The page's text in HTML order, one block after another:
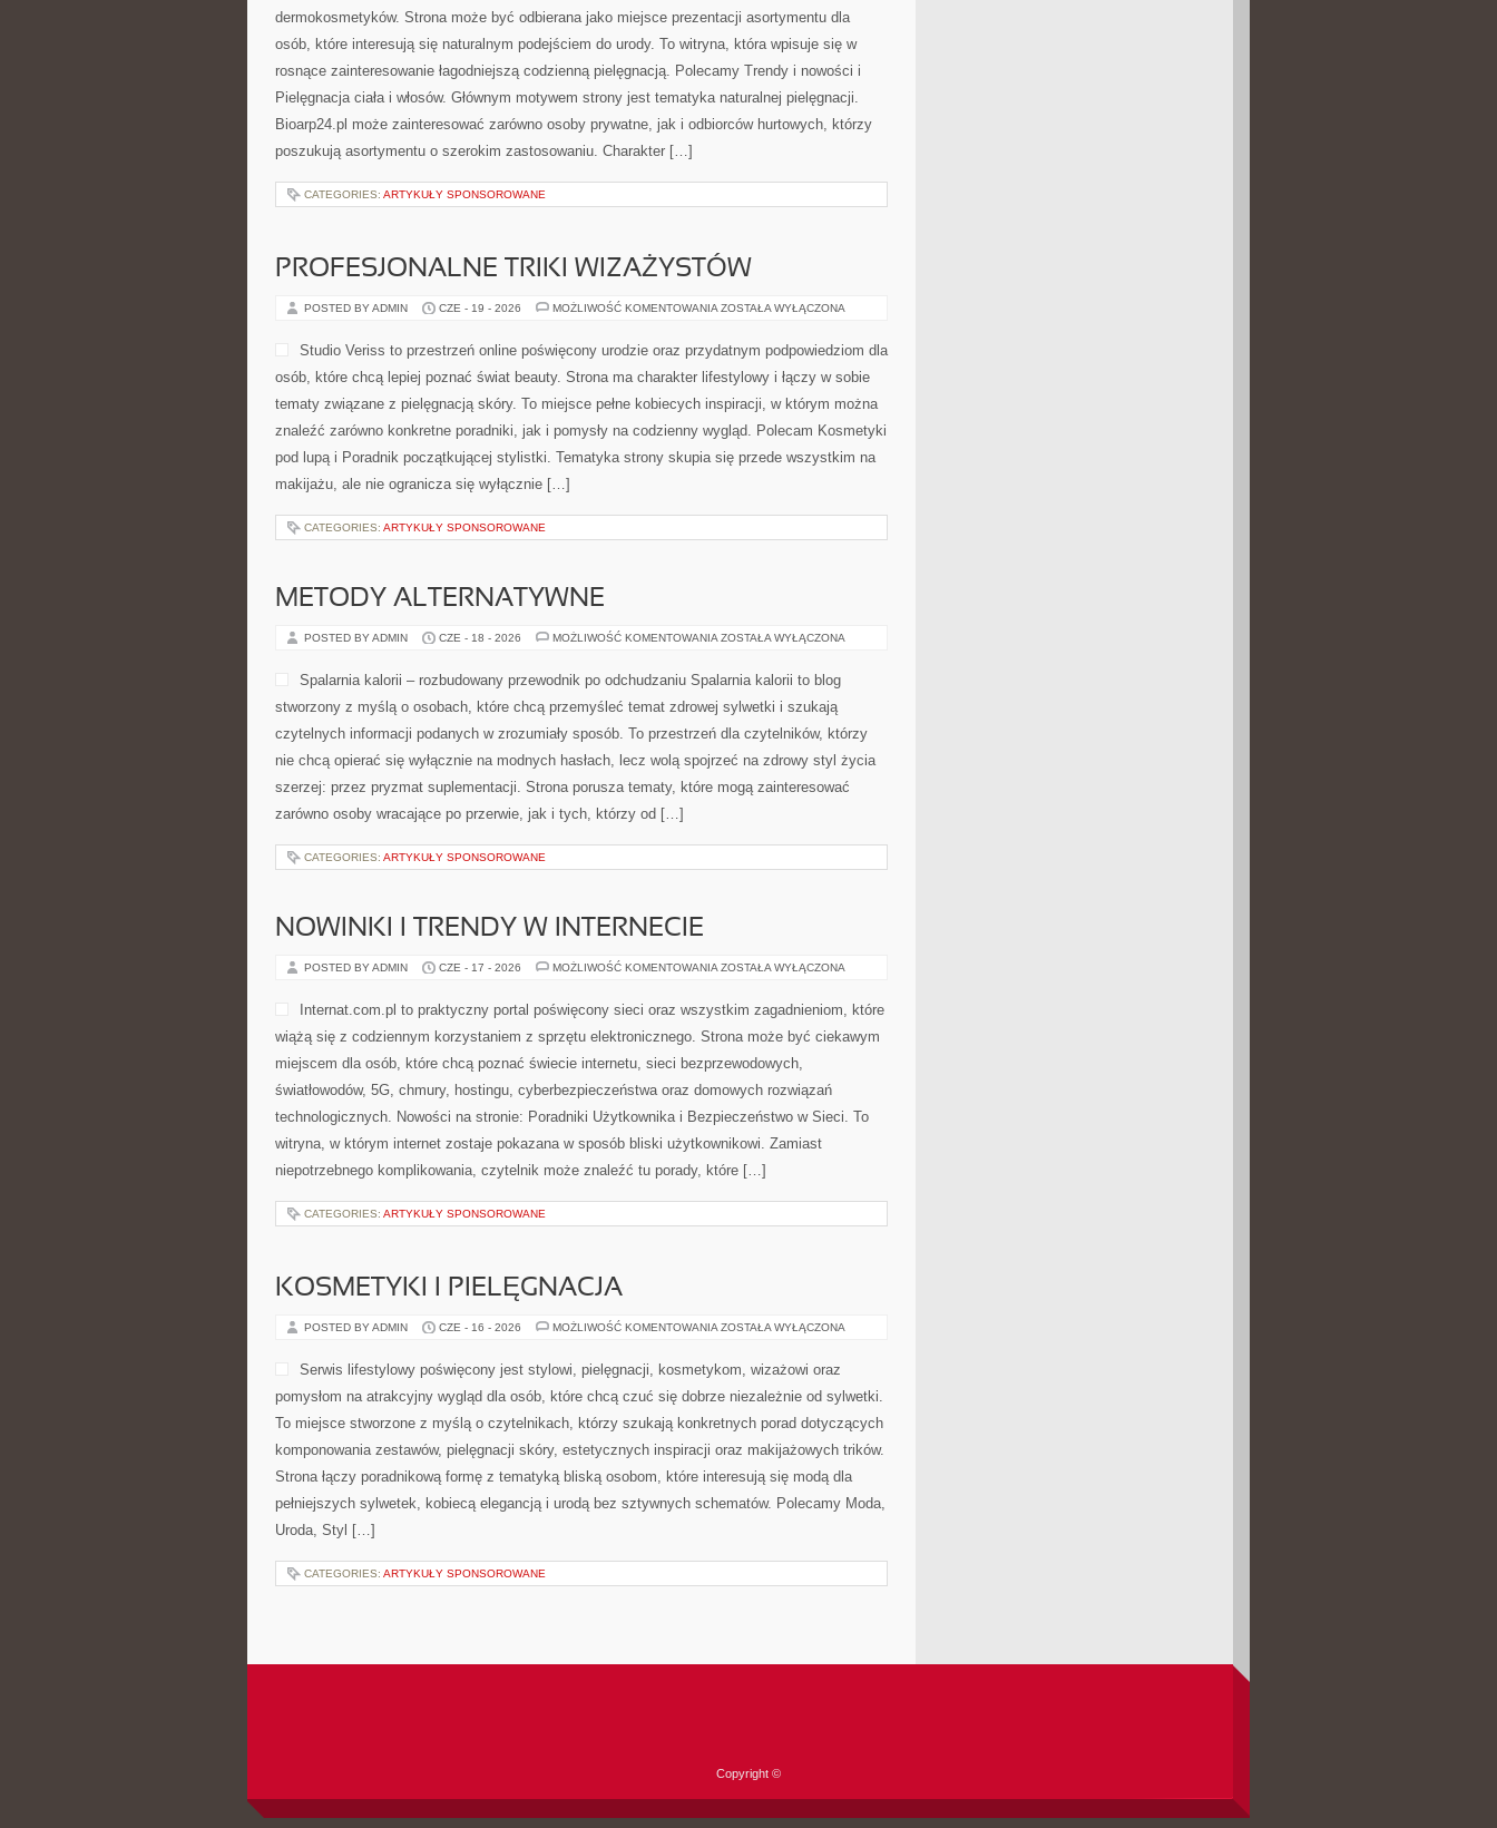
dermokosmetyków. Strona może być odbierana jako miejsce prezentacji asortymentu dla
osób, które interesują się naturalnym podejściem do urody. To witryna, która wpisuje się w
rosnące zainteresowanie łagodniejszą codzienną pielęgnacją. Polecamy Trendy i nowości i
Pielęgnacja ciała i włosów. Głównym motywem strony jest tematyka naturalnej pielęgnacji.
Bioarp24.pl może zainteresować zarówno osoby prywatne, jak i odbiorców hurtowych, którzy
poszukują asortymentu o szerokim zastosowaniu. Charakter […]
CATEGORIES: ARTYKUŁY SPONSOROWANE
PROFESJONALNE TRIKI WIZAŻYSTÓW
POSTED BY ADMIN CZE - 19 - 2026 MOŻLIWOŚĆ KOMENTOWANIA PROFESJONALNE
ZOSTAŁA WYŁĄCZONA
Studio Veriss to przestrzeń online poświęcony urodzie oraz przydatnym podpowiedziom dla
osób, które chcą lepiej poznać świat beauty. Strona ma charakter lifestylowy i łączy w sobie
tematy związane z pielęgnacją skóry. To miejsce pełne kobiecych inspiracji, w którym można
znaleźć zarówno konkretne poradniki, jak i pomysły na codzienny wygląd. Polecam Kosmetyki
pod lupą i Poradnik początkującej stylistki. Tematyka strony skupia się przede wszystkim na
makijażu, ale nie ogranicza się wyłącznie […]
CATEGORIES: ARTYKUŁY SPONSOROWANE
METODY ALTERNATYWNE
POSTED BY ADMIN CZE - 18 - 2026 MOŻLIWOŚĆ KOMENTOWANIA METODY
ZOSTAŁA WYŁĄCZONA
Spalarnia kalorii – rozbudowany przewodnik po odchudzaniu Spalarnia kalorii to blog
stworzony z myślą o osobach, które chcą przemyśleć temat zdrowej sylwetki i szukają
czytelnych informacji podanych w zrozumiały sposób. To przestrzeń dla czytelników, którzy
nie chcą opierać się wyłącznie na modnych hasłach, lecz wolą spojrzeć na zdrowy styl życia
szerzej: przez pryzmat suplementacji. Strona porusza tematy, które mogą zainteresować
zarówno osoby wracające po przerwie, jak i tych, którzy od […]
CATEGORIES: ARTYKUŁY SPONSOROWANE
NOWINKI I TRENDY W INTERNECIE
POSTED BY ADMIN CZE - 17 - 2026 MOŻLIWOŚĆ KOMENTOWANIA NOWINKI
W
INTERNECIE
ZOSTAŁA WYŁĄCZONA
Internat.com.pl to praktyczny portal poświęcony sieci oraz wszystkim zagadnieniom, które
wiążą się z codziennym korzystaniem z sprzętu elektronicznego. Strona może być ciekawym
miejscem dla osób, które chcą poznać świecie internetu, sieci bezprzewodowych,
światłowodów, 5G, chmury, hostingu, cyberbezpieczeństwa oraz domowych rozwiązań
technologicznych. Nowości na stronie: Poradniki Użytkownika i Bezpieczeństwo w Sieci. To
witryna, w którym internet zostaje pokazana w sposób bliski użytkownikowi. Zamiast
niepotrzebnego komplikowania, czytelnik może znaleźć tu porady, które […]
CATEGORIES: ARTYKUŁY SPONSOROWANE
KOSMETYKI I PIELĘGNACJA
POSTED BY ADMIN CZE - 16 - 2026 MOŻLIWOŚĆ KOMENTOWANIA KOSMETYKI
ZOSTAŁA WYŁĄCZONA
Serwis lifestylowy poświęcony jest stylowi, pielęgnacji, kosmetykom, wizażowi oraz
pomysłom na atrakcyjny wygląd dla osób, które chcą czuć się dobrze niezależnie od sylwetki.
To miejsce stworzone z myślą o czytelnikach, którzy szukają konkretnych porad dotyczących
komponowania zestawów, pielęgnacji skóry, estetycznych inspiracji oraz makijażowych trików.
Strona łączy poradnikową formę z tematyką bliską osobom, które interesują się modą dla
pełniejszych sylwetek, kobiecą elegancją i urodą bez sztywnych schematów. Polecamy Moda,
Uroda, Styl […]
CATEGORIES: ARTYKUŁY SPONSOROWANE
Copyright ©